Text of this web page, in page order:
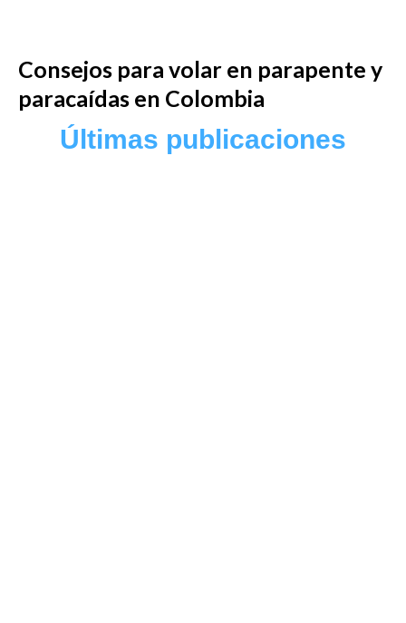
Consejos para volar en parapente y
paracaídas en Colombia
Últimas publicaciones